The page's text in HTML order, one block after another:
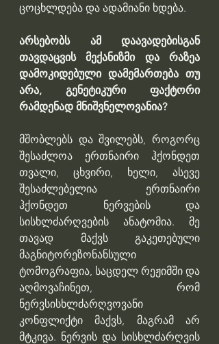
ცოცხლდება და ადამიანი ხდება.
არსებობს ამ დაავადებისგან
თავდაცვის მექანიზმი და რაზეა
დამოკიდებული დამემართება თუ
არა, გენეტიკური ფაქტორი
რამდენად მნიშვნელოვანია?
მშობლებს და შვილებს, როგორც
შესაძლოა ერთნაირი ჰქონდეთ
თვალი, ცხვირი, ხელი, ასევე
შესაძლებელია ერთნაირი
ჰქონდეთ ნერვების და
სისხლძარღვების ანატომია. მე
თავად მაქვს გაკეთებული
მაგნიტორეზონანსული
ტომოგრაფია, საცდელ რეჟიმში და
აღმოვაჩინეთ, რომ
ნერვსისხლძარღვოვანი
კონფლიქტი მაქვს, მაგრამ არ
მტკივა. ნერვის და სისხლძარღვის